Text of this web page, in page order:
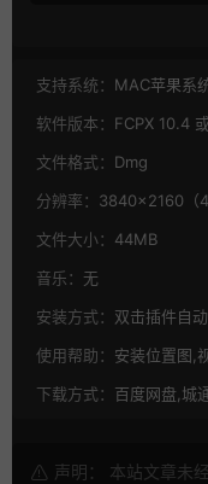
支持系统： MAC苹果系
软件版本： FCPX 10.4
文件格式： Dmg
分辨率： 3840×2160（
文件大小： 44MB
音乐： 无
安装方式： 双击插件自
使用帮助： 安装位置图,
下载方式： 百度网盘,城
声明： 本站文章未